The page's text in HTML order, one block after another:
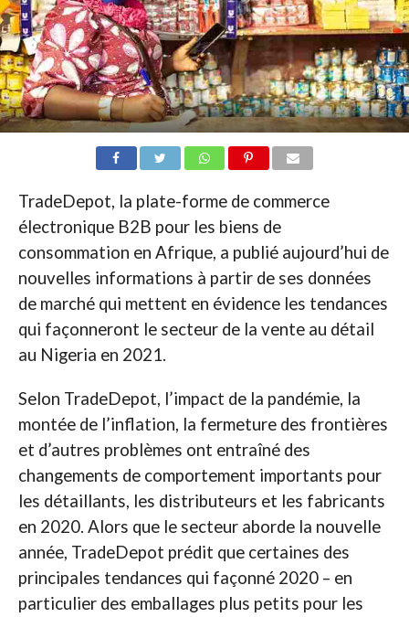
TradeDepot, la plate-forme de commerce
électronique B2B pour les biens de
consommation en Afrique, a publié aujourd’hui de
nouvelles informations à partir de ses données
de marché qui mettent en évidence les tendances
qui façonneront le secteur de la vente au détail
au Nigeria en 2021.
Selon TradeDepot, l’impact de la pandémie, la
montée de l’inflation, la fermeture des frontières
et d’autres problèmes ont entraîné des
changements de comportement importants pour
les détaillants, les distributeurs et les fabricants
en 2020. Alors que le secteur aborde la nouvelle
année, TradeDepot prédit que certaines des
principales tendances qui façonné 2020 – en
particulier des emballages plus petits pour les